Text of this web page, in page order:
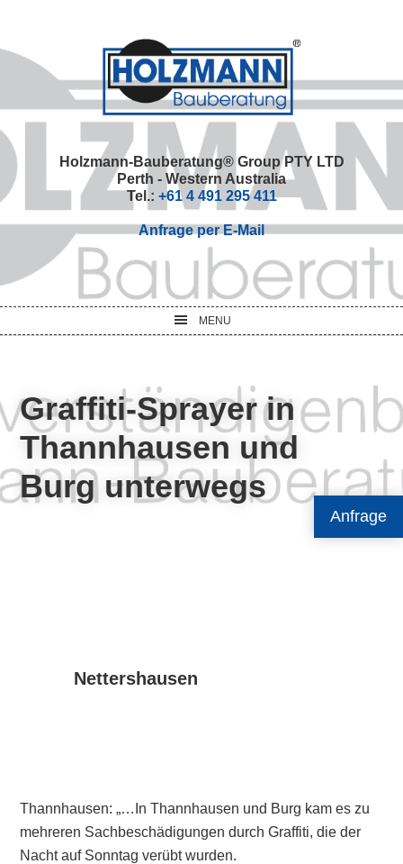
Anfrage
primary
navigation
main
primary
footer
Holzmann-Bauberatung® Group PTY LTD
Perth - Western Australia
Tel.: +61 4 491 295 411
Anfrage per E-Mail
MENU
Graffiti-Sprayer in
Thannhausen und
Burg unterwegs
Nettershausen
Thannhausen: „…In Thannhausen und Burg kam es zu
mehreren Sachbeschädigungen durch Graffiti, die der
Nacht auf Sonntag verübt wurden.